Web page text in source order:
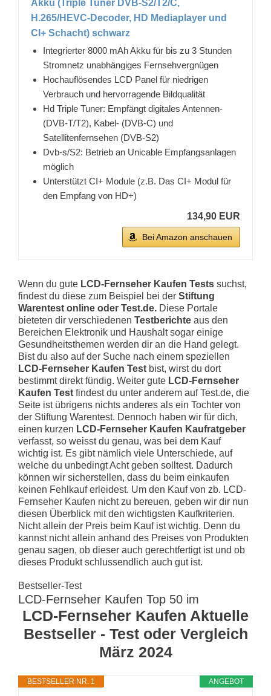
Akku (Triple Tuner DVB-S2/T2/C,
H.265/HEVC-Decoder, HD Mediaplayer und
CI+ Schacht) schwarz
Integrierter 8000 mAh Akku für bis zu 3 Stunden
Stromnetz unabhängiges Fernsehvergnügen
Hochauflösendes LCD Panel für niedrigen
Verbrauch und hervorragende Bildqualität
Hd Triple Tuner: Empfängt digitales Antennen-
(DVB-T/T2), Kabel- (DVB-C) und
Satellitenfernsehen (DVB-S2)
Dvb-s/S2: Betrieb an Unicable Empfangsanlagen
möglich
Unterstützt CI+ Module (z.B. Das CI+ Modul für
den Empfang von HD+)
134,90 EUR
Bei Amazon anschauen
Wenn du gute LCD-Fernseher Kaufen Tests suchst,
findest du diese zum Beispiel bei der Stiftung
Warentest online oder Test.de. Diese Portale
bieteten dir verschiedenen Testberichte aus den
Bereichen Elektronik und Haushalt sogar einige
Gesundheitsthemen werden dir an die Hand gelegt.
Bist du also auf der Suche nach einem speziellen
LCD-Fernseher Kaufen Test bist, wirst du dort
bestimmt direkt fündig. Weiter gute LCD-Fernseher
Kaufen Test findest du unter anderem auf Test.de, die
Seite ist übrigens nichts anderes als ein Tochter von
der Stiftung Warentest. Dennoch haben wir für dich,
einen kurzen LCD-Fernseher Kaufen Kaufratgeber
verfasst, so weisst du genau, was bei dem Kauf
wichtig ist. Es gibt nämlich viele Unterschiede, auf
welche du unbedingt Acht geben solltest. Dadurch
können wir sicherstellen, dass du beim einkaufen
keinen Fehlkauf erleidest. Um den Kauf von zb. LCD-
Fernseher Kaufen nicht zu bereuen, geben wir dir nun
diesen Überblick mit den wichtigsten Kaufkriterien.
Nicht allein der Preis beim Kauf ist wichtig. Denn du
kannst nicht allein anhand des Preises von Produkten
genau sagen, ob dieser auch gerechtfertigt ist und ob
dieses Produkt schlussendlich auch gut ist.
Bestseller-Test
LCD-Fernseher Kaufen Top 50 im
LCD-Fernseher Kaufen Aktuelle
Bestseller - Test oder Vergleich
März 2024
ANGEBOT
BESTSELLER NR. 1